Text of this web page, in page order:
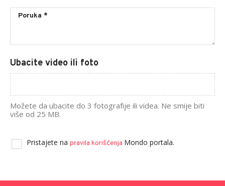
Ubacite video ili foto
Možete da ubacite do 3 fotografije ili videa. Ne smije biti
više od 25 MB.
Pristajete na pravila korišćenja Mondo portala.